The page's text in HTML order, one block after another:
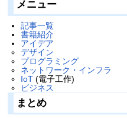
メニュー
記事一覧
書籍紹介
アイデア
デザイン
プログラミング
ネットワーク・インフラ
IoT(電子工作)
ビジネス
まとめ